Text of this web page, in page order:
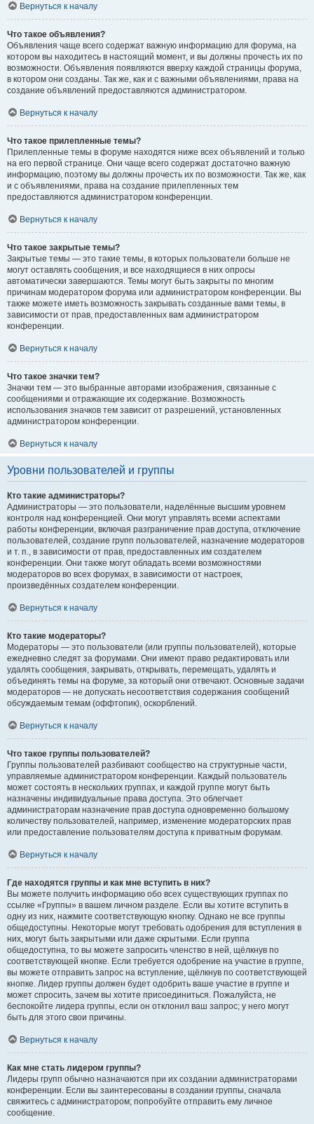
Вернуться к началу
Что такое объявления?
Объявления чаще всего содержат важную информацию для форума, на
котором вы находитесь в настоящий момент, и вы должны прочесть их по
возможности. Объявления появляются вверху каждой страницы форума,
в котором они созданы. Так же, как и с важными объявлениями, права на
создание объявлений предоставляются администратором.
Вернуться к началу
Что такое прилепленные темы?
Прилепленные темы в форуме находятся ниже всех объявлений и только
на его первой странице. Они чаще всего содержат достаточно важную
информацию, поэтому вы должны прочесть их по возможности. Так же, как
и с объявлениями, права на создание прилепленных тем
предоставляются администратором конференции.
Вернуться к началу
Что такое закрытые темы?
Закрытые темы — это такие темы, в которых пользователи больше не
могут оставлять сообщения, и все находящиеся в них опросы
автоматически завершаются. Темы могут быть закрыты по многим
причинам модератором форума или администратором конференции. Вы
также можете иметь возможность закрывать созданные вами темы, в
зависимости от прав, предоставленных вам администратором
конференции.
Вернуться к началу
Что такое значки тем?
Значки тем — это выбранные авторами изображения, связанные с
сообщениями и отражающие их содержание. Возможность
использования значков тем зависит от разрешений, установленных
администратором конференции.
Вернуться к началу
Уровни пользователей и группы
Кто такие администраторы?
Администраторы — это пользователи, наделённые высшим уровнем
контроля над конференцией. Они могут управлять всеми аспектами
работы конференции, включая разграничение прав доступа, отключение
пользователей, создание групп пользователей, назначение модераторов
и т. п., в зависимости от прав, предоставленных им создателем
конференции. Они также могут обладать всеми возможностями
модераторов во всех форумах, в зависимости от настроек,
произведённых создателем конференции.
Вернуться к началу
Кто такие модераторы?
Модераторы — это пользователи (или группы пользователей), которые
ежедневно следят за форумами. Они имеют право редактировать или
удалять сообщения, закрывать, открывать, перемещать, удалять и
объединять темы на форуме, за который они отвечают. Основные задачи
модераторов — не допускать несоответствия содержания сообщений
обсуждаемым темам (оффтопик), оскорблений.
Вернуться к началу
Что такое группы пользователей?
Группы пользователей разбивают сообщество на структурные части,
управляемые администратором конференции. Каждый пользователь
может состоять в нескольких группах, и каждой группе могут быть
назначены индивидуальные права доступа. Это облегчает
администраторам назначение прав доступа одновременно большому
количеству пользователей, например, изменение модераторских прав
или предоставление пользователям доступа к приватным форумам.
Вернуться к началу
Где находятся группы и как мне вступить в них?
Вы можете получить информацию обо всех существующих группах по
ссылке «Группы» в вашем личном разделе. Если вы хотите вступить в
одну из них, нажмите соответствующую кнопку. Однако не все группы
общедоступны. Некоторые могут требовать одобрения для вступления в
них, могут быть закрытыми или даже скрытыми. Если группа
общедоступна, то вы можете запросить членство в ней, щёлкнув по
соответствующей кнопке. Если требуется одобрение на участие в группе,
вы можете отправить запрос на вступление, щёлкнув по соответствующей
кнопке. Лидер группы должен будет одобрить ваше участие в группе и
может спросить, зачем вы хотите присоединиться. Пожалуйста, не
беспокойте лидера группы, если он отклонил ваш запрос; у него могут
быть для этого свои причины.
Вернуться к началу
Как мне стать лидером группы?
Лидеры групп обычно назначаются при их создании администраторами
конференции. Если вы заинтересованы в создании группы, сначала
свяжитесь с администратором; попробуйте отправить ему личное
сообщение.